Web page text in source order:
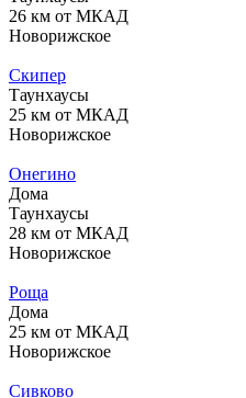
26 км от МКАД
Новорижское
Скипер
Таунхаусы
25 км от МКАД
Новорижское
Онегино
Дома
Таунхаусы
28 км от МКАД
Новорижское
Роща
Дома
25 км от МКАД
Новорижское
Сивково